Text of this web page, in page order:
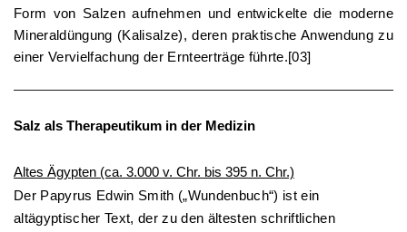
Form von Salzen aufnehmen und entwickelte die moderne
Mineraldüngung (Kalisalze), deren praktische Anwendung zu
einer Vervielfachung der Ernteerträge führte.[03]
Salz als Therapeutikum in der Medizin
Altes Ägypten (ca. 3.000 v. Chr. bis 395 n. Chr.)
Der Papyrus Edwin Smith („Wundenbuch“) ist ein
altägyptischer Text, der zu den ältesten schriftlichen